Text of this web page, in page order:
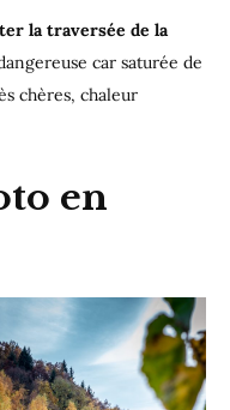
la traversée de la
car saturée de
chères, chaleur
en